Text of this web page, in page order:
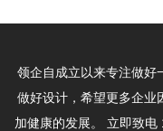
领企自成立以来专注做好
做好设计，希望更多企业
加健康的发展。
立即致电